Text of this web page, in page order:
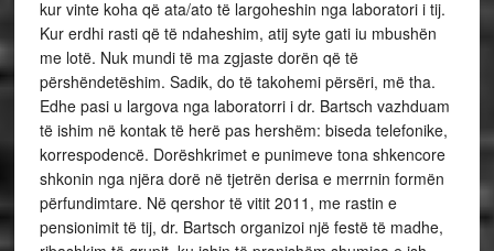
kur vinte koha që ata/ato të largoheshin nga laboratori i tij.
Kur erdhi rasti që të ndaheshim, atij syte gati iu mbushën
me lotë. Nuk mundi të ma zgjaste dorën që të
përshëndetëshim. Sadik, do të takohemi përsëri, më tha.
Edhe pasi u largova nga laboratorri i dr. Bartsch vazhduam
të ishim në kontak të herë pas hershëm: biseda telefonike,
korrespodencë. Dorëshkrimet e punimeve tona shkencore
shkonin nga njëra dorë në tjetrën derisa e merrnin formën
përfundimtare. Në qershor të vitit 2011, me rastin e
pensionimit të tij, dr. Bartsch organizoi një festë të madhe,